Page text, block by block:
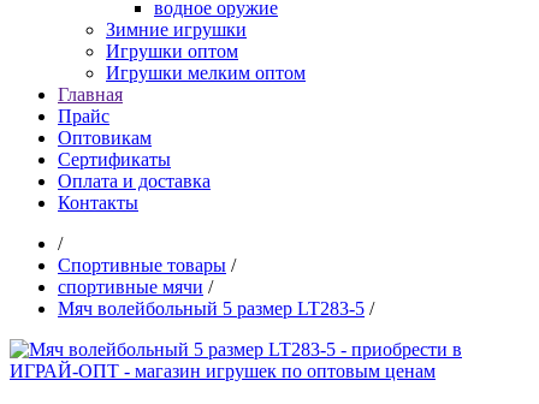
водное оружие
Зимние игрушки
Игрушки оптом
Игрушки мелким оптом
Главная
Прайс
Оптовикам
Сертификаты
Оплата и доставка
Контакты
/
Спортивные товары /
спортивные мячи /
Мяч волейбольный 5 размер LT283-5 /